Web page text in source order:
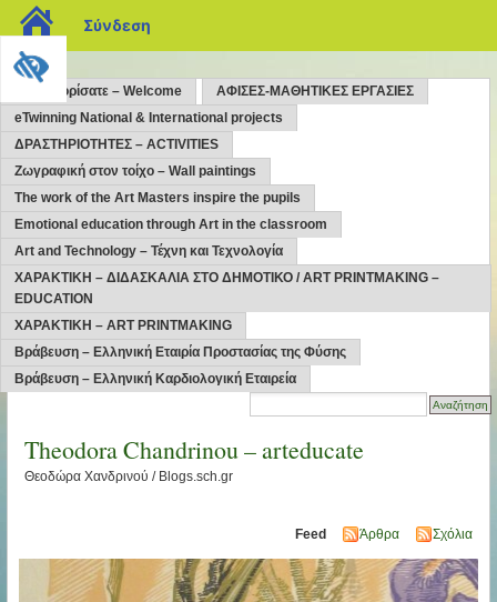
Kαλώς ορίσατε – Welcome
ΑΦΙΣΕΣ-ΜΑΘΗΤΙΚΕΣ ΕΡΓΑΣΙΕΣ
eTwinning National & International projects
ΔΡΑΣΤΗΡΙΟΤΗΤΕΣ – ACTIVITIES
Ζωγραφική στον τοίχο – Wall paintings
The work of the Art Masters inspire the pupils
Emotional education through Art in the classroom
Art and Technology – Τέχνη και Τεχνολογία
ΧΑΡΑΚΤΙΚΗ – ΔΙΔΑΣΚΑΛΙΑ ΣΤΟ ΔΗΜΟΤΙΚΟ / ART PRINTMAKING –
EDUCATION
ΧΑΡΑΚΤΙΚΗ – ART PRINTMAKING
Βράβευση – Ελληνική Εταιρία Προστασίας της Φύσης
Βράβευση – Ελληνική Καρδιολογική Εταιρεία
Theodora Chandrinou – arteducate
Θεοδώρα Χανδρινού / Blogs.sch.gr
Feed Άρθρα Σχόλια
blogs.sch.gr
Σύνδεση